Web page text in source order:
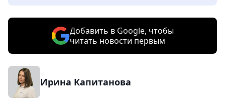
Добавить в Google, чтобы
читать новости первым
Ирина Капитанова